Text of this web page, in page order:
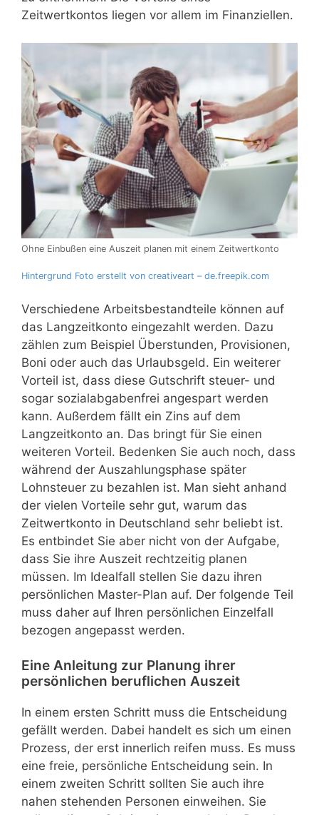
Zeitwertkontos liegen vor allem im Finanziellen.
Ohne Einbußen eine Auszeit planen mit einem Zeitwertkonto
Hintergrund Foto erstellt von creativeart – de.freepik.com
Verschiedene Arbeitsbestandteile können auf
das Langzeitkonto eingezahlt werden. Dazu
zählen zum Beispiel Überstunden, Provisionen,
Boni oder auch das Urlaubsgeld. Ein weiterer
Vorteil ist, dass diese Gutschrift steuer- und
sogar sozialabgabenfrei angespart werden
kann. Außerdem fällt ein Zins auf dem
Langzeitkonto an. Das bringt für Sie einen
weiteren Vorteil. Bedenken Sie auch noch, dass
während der Auszahlungsphase später
Lohnsteuer zu bezahlen ist. Man sieht anhand
der vielen Vorteile sehr gut, warum das
Zeitwertkonto in Deutschland sehr beliebt ist.
Es entbindet Sie aber nicht von der Aufgabe,
dass Sie ihre Auszeit rechtzeitig planen
müssen. Im Idealfall stellen Sie dazu ihren
persönlichen Master-Plan auf. Der folgende Teil
muss daher auf Ihren persönlichen Einzelfall
bezogen angepasst werden.
Eine Anleitung zur Planung ihrer
persönlichen beruflichen Auszeit
In einem ersten Schritt muss die Entscheidung
gefällt werden. Dabei handelt es sich um einen
Prozess, der erst innerlich reifen muss. Es muss
eine freie, persönliche Entscheidung sein. In
einem zweiten Schritt sollten Sie auch ihre
nahen stehenden Personen einweihen. Sie